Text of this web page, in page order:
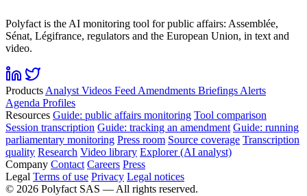
Polyfact is the AI monitoring tool for public affairs: Assemblée,
Sénat, Légifrance, regulators and the European Union, in text and
video.
Products Analyst Videos Feed Amendments Briefings Alerts
Agenda Profiles
Resources Guide: public affairs monitoring Tool comparison
Session transcription Guide: tracking an amendment Guide: running
parliamentary monitoring Press room Source coverage Transcription
quality Research Video library Explorer (AI analyst)
Company Contact Careers Press
Legal Terms of use Privacy Legal notices
© 2026 Polyfact SAS — All rights reserved.